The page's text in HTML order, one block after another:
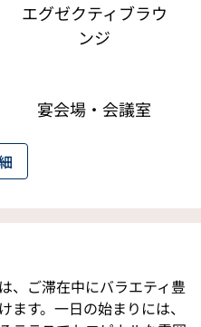
エグゼクティブラウ
ンジ
宴会場・会議室
、ご滞在中にバラエティ豊
す。一日の始まりには、